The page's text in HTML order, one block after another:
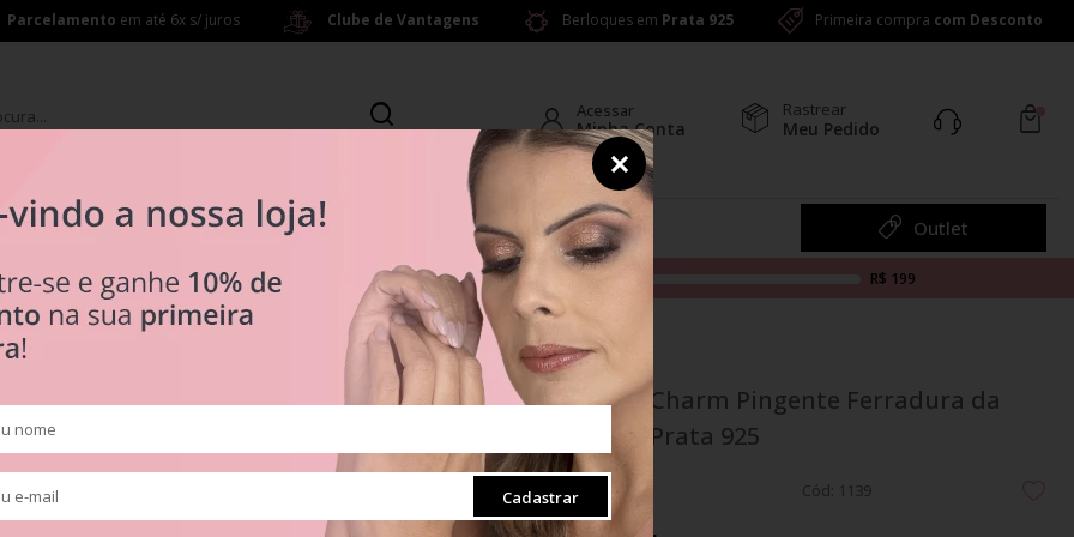
Parcelamento em até 6x s/ juros Clube de Vantagens Berloques em Prata 925 Primeira compra com Desconto
Acessar
Minha Conta
Rastrear
Meu Pedido
Tipos
Clipes
Pingentes
Radiante
Brincos Colar Outlet
a partir de R$ 199,00 R$ 199
925
Berloque Charm Pingente Ferradura da
Sorte em Prata 925
Cód: 1139
Cadastrar